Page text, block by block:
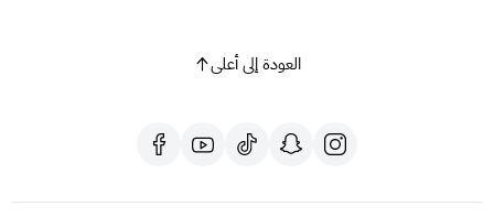
لا تشارك رمز البطاقة مع أي شخص آخر.
مع بطاقة بلايستيشن ستور سعودي 100$، افتح بابًا جديدًا لمغامرات
لا حصر لها على عالم بلايستيشن!
العودة إلى أعلى